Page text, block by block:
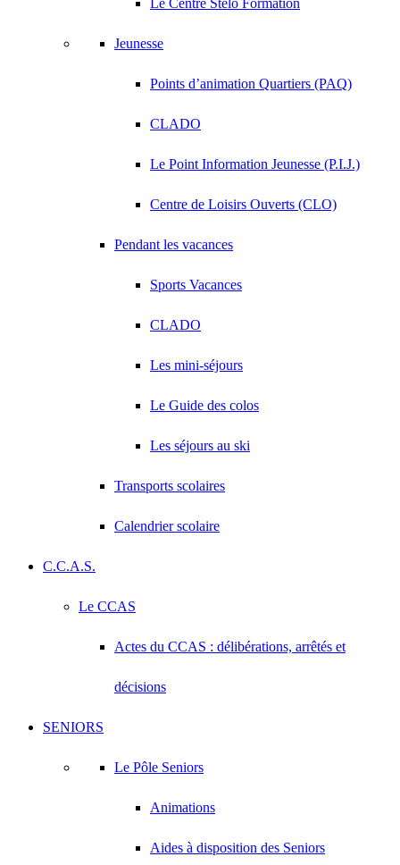
Le Centre Stelo Formation
Jeunesse
Points d’animation Quartiers (PAQ)
CLADO
Le Point Information Jeunesse (P.I.J.)
Centre de Loisirs Ouverts (CLO)
Pendant les vacances
Sports Vacances
CLADO
Les mini-séjours
Le Guide des colos
Les séjours au ski
Transports scolaires
Calendrier scolaire
C.C.A.S.
Le CCAS
Actes du CCAS : délibérations, arrêtés et
décisions
SENIORS
Le Pôle Seniors
Animations
Aides à disposition des Seniors